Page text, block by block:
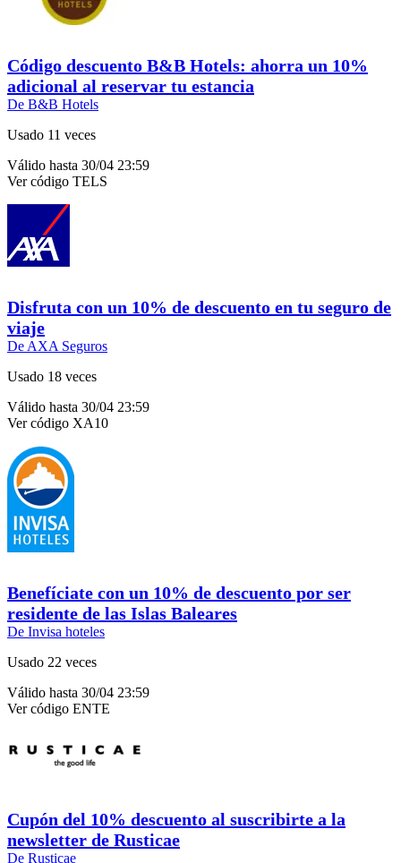
Código descuento B&B Hotels: ahorra un 10%
adicional al reservar tu estancia
De B&B Hotels
Usado 11 veces
Válido hasta 30/04 23:59
Ver código TELS
Disfruta con un 10% de descuento en tu seguro de
viaje
De AXA Seguros
Usado 18 veces
Válido hasta 30/04 23:59
Ver código XA10
Benefíciate con un 10% de descuento por ser
residente de las Islas Baleares
De Invisa hoteles
Usado 22 veces
Válido hasta 30/04 23:59
Ver código ENTE
Cupón del 10% descuento al suscribirte a la
newsletter de Rusticae
De Rusticae